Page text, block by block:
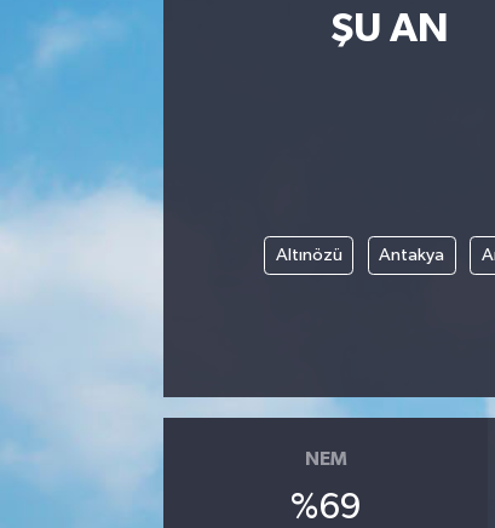
ŞU AN
Altınözü Antakya
NEM
%69